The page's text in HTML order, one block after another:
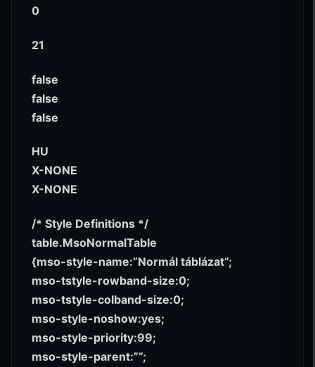
0
21
false
false
false
HU
X-NONE
X-NONE
/* Style Definitions */
table.MsoNormalTable
{mso-style-name:”Normál táblázat”;
mso-tstyle-rowband-size:0;
mso-tstyle-colband-size:0;
mso-style-noshow:yes;
mso-style-priority:99;
mso-style-parent:””;